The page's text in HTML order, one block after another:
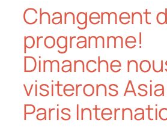
Changement
programme!
Dimanche
visiterons
Paris